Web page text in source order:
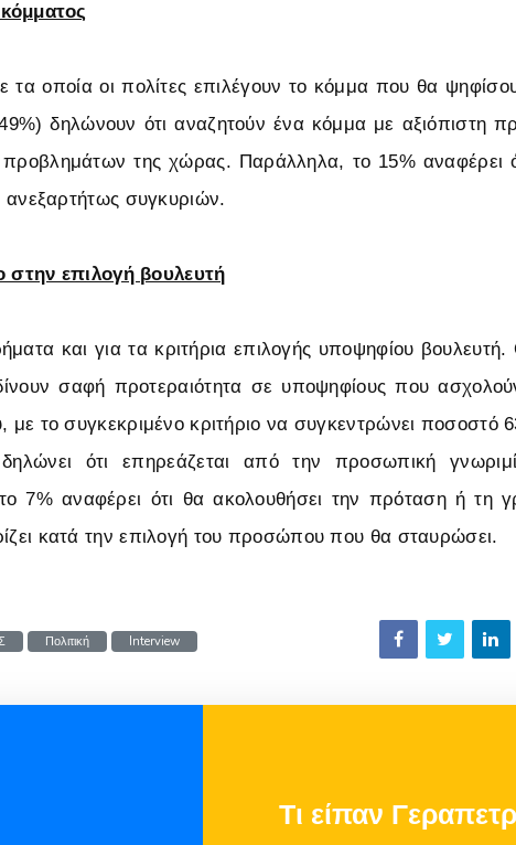
τα οποία οι πολίτες επιλέγουν το κόμμα που θα
δηλώνουν ότι αναζητούν ένα κόμμα με αξιόπιστη
της χώρας. Παράλληλα, το 15% αναφέρει
ανεξαρτήτως συγκυριών.
στην επιλογή βουλευτή
και για τα κριτήρια επιλογής υποψηφίου βουλευτή.
σαφή προτεραιότητα σε υποψηφίους που
το συγκεκριμένο κριτήριο να συγκεντρώνει ποσοστό
ότι επηρεάζεται από την προσωπική
7% αναφέρει ότι θα ακολουθήσει την πρόταση ή τη
κατά την επιλογή του προσώπου που θα σταυρώσει.
Πολιτική Interview
Τι είπαν